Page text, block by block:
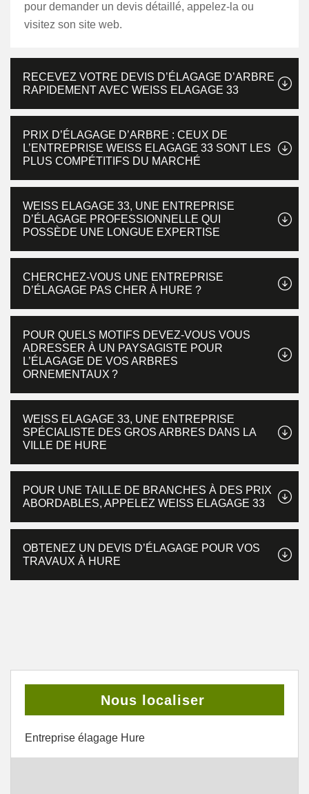
pour demander un devis détaillé, appelez-la ou
visitez son site web.
RECEVEZ VOTRE DEVIS D’ÉLAGAGE D’ARBRE
RAPIDEMENT AVEC WEISS ELAGAGE 33
PRIX D’ÉLAGAGE D’ARBRE : CEUX DE
L’ENTREPRISE WEISS ELAGAGE 33 SONT LES
PLUS COMPÉTITIFS DU MARCHÉ
WEISS ELAGAGE 33, UNE ENTREPRISE
D’ÉLAGAGE PROFESSIONNELLE QUI
POSSÈDE UNE LONGUE EXPERTISE
CHERCHEZ-VOUS UNE ENTREPRISE
D’ÉLAGAGE PAS CHER À HURE ?
POUR QUELS MOTIFS DEVEZ-VOUS VOUS
ADRESSER À UN PAYSAGISTE POUR
L’ÉLAGAGE DE VOS ARBRES
ORNEMENTAUX ?
WEISS ELAGAGE 33, UNE ENTREPRISE
SPÉCIALISTE DES GROS ARBRES DANS LA
VILLE DE HURE
POUR UNE TAILLE DE BRANCHES À DES PRIX
ABORDABLES, APPELEZ WEISS ELAGAGE 33
OBTENEZ UN DEVIS D’ÉLAGAGE POUR VOS
TRAVAUX À HURE
Nous localiser
Entreprise élagage Hure